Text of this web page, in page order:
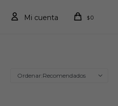
$0
Recomendados